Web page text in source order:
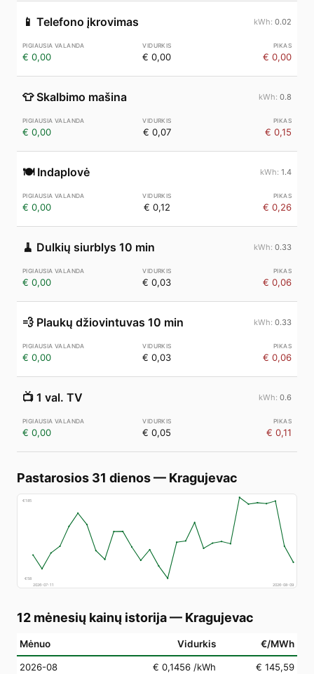
📱 Telefono įkrovimas 0.02
€ 0,00 € 0,00 € 0,00
👕 Skalbimo mašina 0.8
€ 0,00 € 0,07 € 0,15
🍽️ Indaplovė 1.4
€ 0,00 € 0,12 € 0,26
🧹 Dulkių siurblys 10 min 0.33
€ 0,00 € 0,03 € 0,06
💨 Plaukų džiovintuvas 10 min 0.33
€ 0,00 € 0,03 € 0,06
📺 1 val. TV 0.6
€ 0,00 € 0,05 € 0,11
Pastarosios 31 dienos— Kragujevac
€185
€58
2026-07-11
2026-08-09
12 mėnesių kainų istorija— Kragujevac
Mėnuo Vidurkis €/MWh
2026-08 € 0,1456 /kWh
€ 145,59